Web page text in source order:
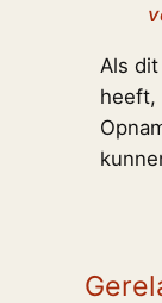
Als
heeft,